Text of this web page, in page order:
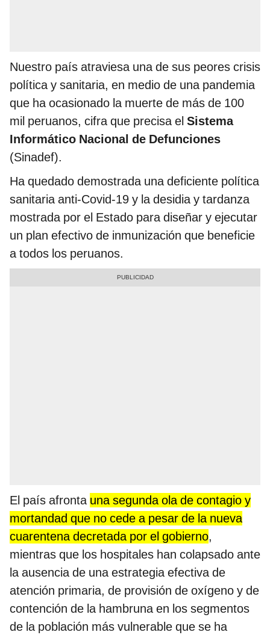
Nuestro país atraviesa una de sus peores crisis
política y sanitaria, en medio de una pandemia
que ha ocasionado la muerte de más de 100
mil peruanos, cifra que precisa el Sistema
Informático Nacional de Defunciones
(Sinadef).
Ha quedado demostrada una deficiente política
sanitaria anti-Covid-19 y la desidia y tardanza
mostrada por el Estado para diseñar y ejecutar
un plan efectivo de inmunización que beneficie
a todos los peruanos.
El país afronta una segunda ola de contagio y
mortandad que no cede a pesar de la nueva
cuarentena decretada por el gobierno,
mientras que los hospitales han colapsado ante
la ausencia de una estrategia efectiva de
atención primaria, de provisión de oxígeno y de
contención de la hambruna en los segmentos
de la población más vulnerable que se ha